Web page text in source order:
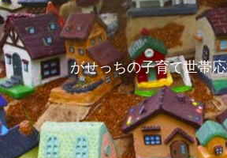
がせっちの子育て世帯